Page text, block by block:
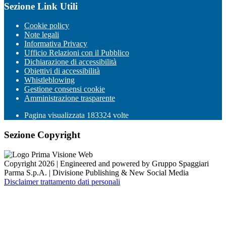
Sezione Link Utili
Cookie policy
Note legali
Informativa Privacy
Ufficio Relazioni con il Pubblico
Dichiarazione di accessibilità
Obiettivi di accessibilità
Whistleblowing
Gestione consensi cookie
Amministrazione trasparente
Pagina visualizzata 183324 volte
Sezione Copyright
Copyright 2026 | Engineered and powered by Gruppo Spaggiari
Parma S.p.A. | Divisione Publishing & New Social Media
Disclaimer trattamento dati personali